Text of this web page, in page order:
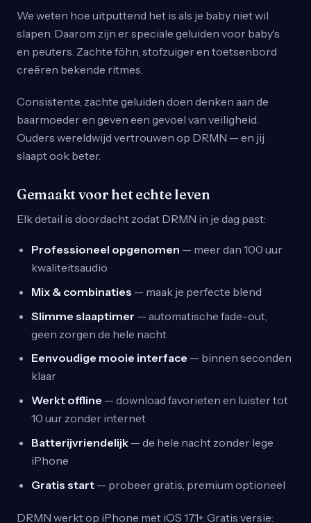
We weten hoe uitputtend het is als je baby niet wil
slapen. Daarom zijn er speciale geluiden voor baby's
en peuters. Zachte föhn, stofzuiger en toetsenbord
creëren bekende ritmes.
Consistente, zachte geluiden doen denken aan de
baarmoeder en geven een gevoel van veiligheid.
Ouders wereldwijd vertrouwen op DRMN — en jij
slaapt ook beter.
Gemaakt voor het echte leven
Elk detail is doordacht zodat DRMN in je dag past:
Professioneel opgenomen — meer dan 100 uur
kwaliteitsaudio
Mix & combinaties — maak je perfecte blend
Slimme slaaptimer — automatische fade-out,
geen zorgen de hele nacht
Eenvoudige mooie interface — binnen seconden
klaar
Werkt offline — download favorieten en luister tot
10 uur zonder internet
Batterijvriendelijk— de hele nacht zonder lege
iPhone
Gratis start— probeer gratis, premium optioneel
DRMN werkt op iPhone met iOS 17.1+. Gratis versie: